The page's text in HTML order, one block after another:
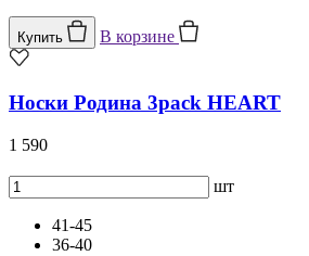
Купить В корзине
Носки Родина 3pack HEART
1 590
шт
41-45
36-40